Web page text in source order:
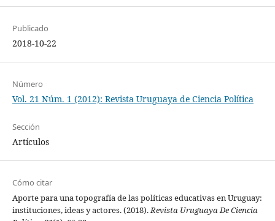
Publicado
2018-10-22
Número
Vol. 21 Núm. 1 (2012): Revista Uruguaya de Ciencia Política
Sección
Artículos
Cómo citar
Aporte para una topografía de las políticas educativas en Uruguay:
instituciones, ideas y actores. (2018).Revista Uruguaya De Ciencia